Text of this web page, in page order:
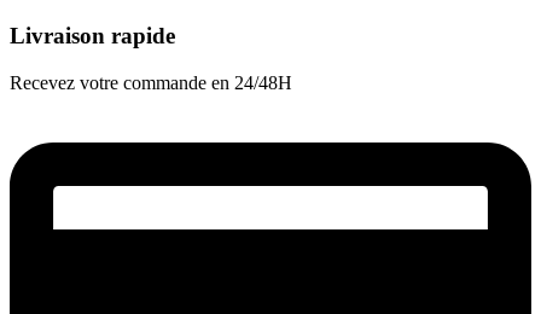
Livraison rapide
Recevez votre commande en 24/48H